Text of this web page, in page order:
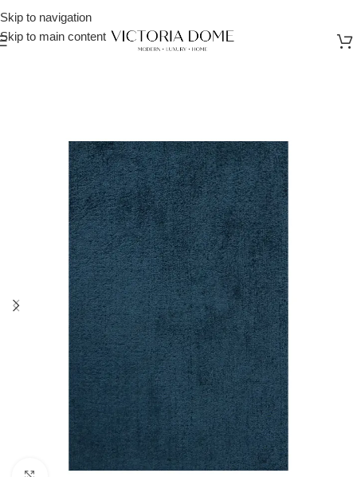
Skip to navigation
Skip to main content